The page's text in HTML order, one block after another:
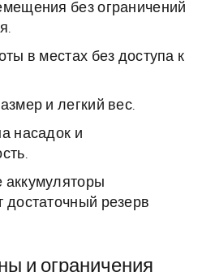
без ограничений
в местах без доступа к
и легкий вес.
насадок и
достаточный резерв
и ограничения